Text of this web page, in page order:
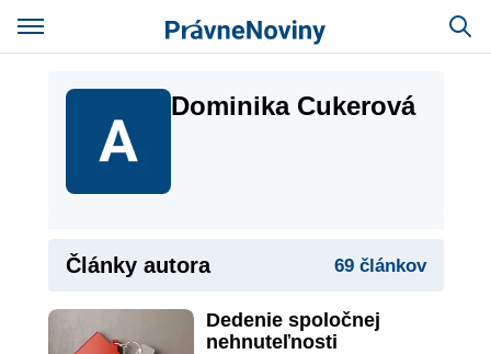
Dominika Cukerová
Články autora 69 článkov
Dedenie spoločnej
nehnuteľnosti